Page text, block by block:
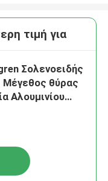
τιμή για
Σολενοειδής
Μέγεθος θύρας
Αλουμινίου